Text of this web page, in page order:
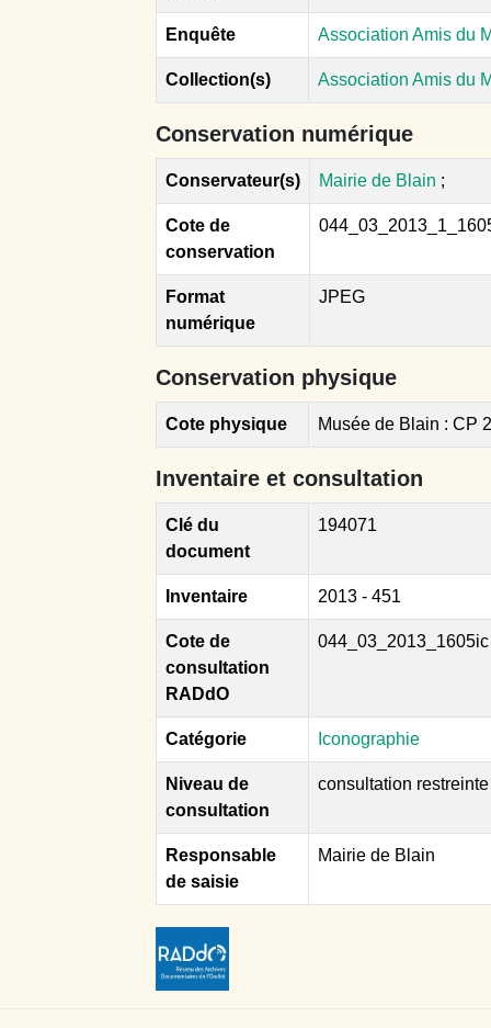
Enquête Association Amis du
Collection(s) Association Amis du
Conservation numérique
Conservateur(s) Mairie de Blain ;
Cote de
conservation
Format
numérique
JPEG
Conservation physique
Cote physique Musée de Blain : CP
Inventaire et consultation
Clé du
document
194071
Inventaire 2013 - 451
Cote de
consultation
RADdO
044_03_2013_1605ic
Catégorie Iconographie
Niveau de
consultation
consultation restreinte
Responsable
de saisie
Mairie de Blain